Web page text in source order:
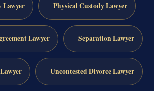
Lawyer Physical Custody Lawyer
Lawyer Separation Lawyer
Uncontested Divorce Lawyer